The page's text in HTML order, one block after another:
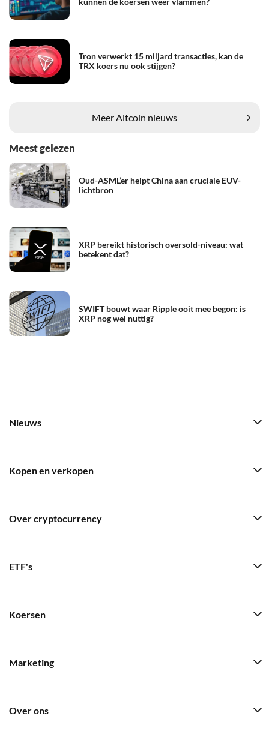
Tron verwerkt 15 miljard transacties, kan de
TRX koers nu ook stijgen?
Meer Altcoin nieuws
Meest gelezen
Oud-ASML’er helpt China aan cruciale EUV-
lichtbron
XRP bereikt historisch oversold-niveau: wat
betekent dat?
SWIFT bouwt waar Ripple ooit mee begon: is
XRP nog wel nuttig?
Nieuws
Kopen en verkopen
Over cryptocurrency
ETF's
Koersen
Marketing
Over ons